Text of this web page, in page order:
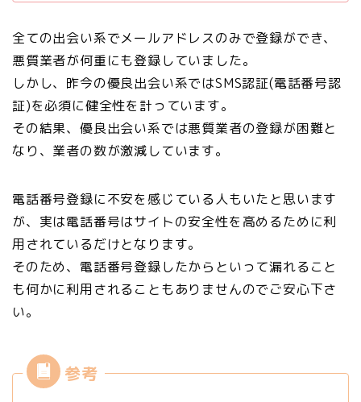
全ての出会い系でメールアドレスのみで登録ができ、
悪質業者が何重にも登録していました。
しかし、昨今の優良出会い系ではSMS認証(電話番号認
証)を必須に健全性を計っています。
その結果、優良出会い系では悪質業者の登録が困難と
なり、業者の数が激減しています。
電話番号登録に不安を感じている人もいたと思います
が、実は電話番号はサイトの安全性を高めるために利
用されているだけとなります。
そのため、電話番号登録したからといって漏れること
も何かに利用されることもありませんのでご安心下さ
い。